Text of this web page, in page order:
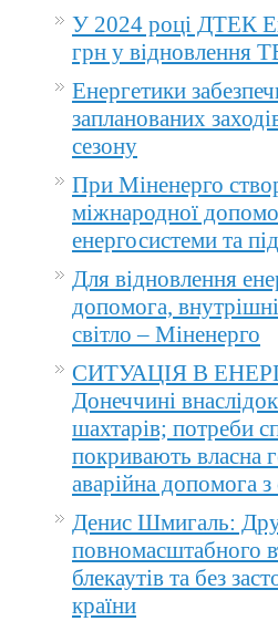
У 2024 році ДТЕК
грн у відновлення
Енергетики
запланованих
сезону
При Міненерго
міжнародної
енергосистеми та
Для відновлення
допомога,
світло – Міненерго
СИТУАЦІЯ В
Донеччині
шахтарів; потреби
покривають власна
аварійна допомога з
Денис Шмигаль:
повномасштабного
блекаутів та без
країни